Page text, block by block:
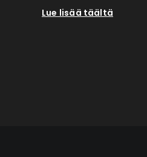
Lue lisää täältä